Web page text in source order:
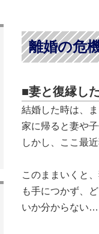
離婚の危
■妻と復縁し
結婚した時は、
家に帰ると妻や
しかし、ここ最
このままいくと
も手につかず、
いか分からない…